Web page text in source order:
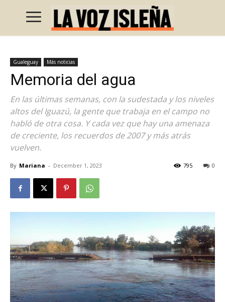
Gualeguay Más noticias
Memoria del agua
En las últimas semanas, con la sudestada y los niveles
altos del Iguazú, la gente que trabaja en el campo no
habló de otra cosa. Y cada vez que hay una amenaza
de creciente, los recuerdos de 2007 y más atrás
vuelven.
By Mariana - December 1, 2023 0
795